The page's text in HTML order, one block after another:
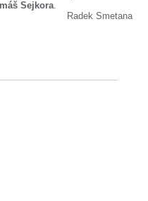
Sejkora.
Radek Smetana